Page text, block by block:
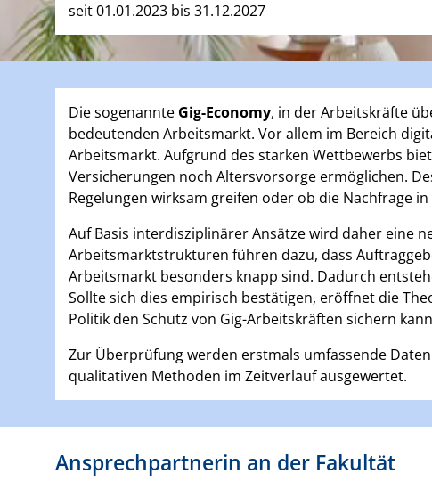
seit 01.01.2023 bis 31.12.2027
Die sogenannte Gig-Economy, in der Arbeitskräfte
bedeutenden Arbeitsmarkt. Vor allem im Bereich
Arbeitsmarkt. Aufgrund des starken Wettbewerbs
Versicherungen noch Altersvorsorge ermöglichen.
Regelungen wirksam greifen oder ob die Nachfrage
Auf Basis interdisziplinärer Ansätze wird daher eine
Arbeitsmarktstrukturen führen dazu, dass
Arbeitsmarkt besonders knapp sind. Dadurch
Sollte sich dies empirisch bestätigen, eröffnet die
Politik den Schutz von Gig-Arbeitskräften sichern
Zur Überprüfung werden erstmals umfassende
qualitativen Methoden im Zeitverlauf ausgewertet.
Ansprechpartnerin an der Fakultät